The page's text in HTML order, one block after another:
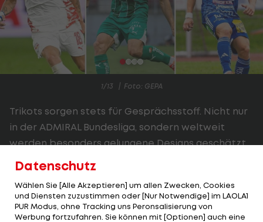
1/13 Foto: GEPA
Trikots sorgen stets für Gesprächsstoff. Nicht nur
in der ADMIRAL Bundesliga, sondern weltweit
werden besonders gelungene Designs geschätzt,
während misslungene Farben, Formen und Muster
auf den Dressen beanstandet werden.
Doch nicht nur die Optik, sondern auch der Preis
eines Trikots spielt bei der Kaufentscheidung der
Datenschutz
Wählen Sie [Alle Akzeptieren] um allen Zwecken, Cookies
und Diensten zuzustimmen oder [Nur Notwendige] im LAOLA1
PUR Modus, ohne Tracking uns Peronsalisierung von
Werbung fortzufahren. Sie können mit [Optionen] auch eine